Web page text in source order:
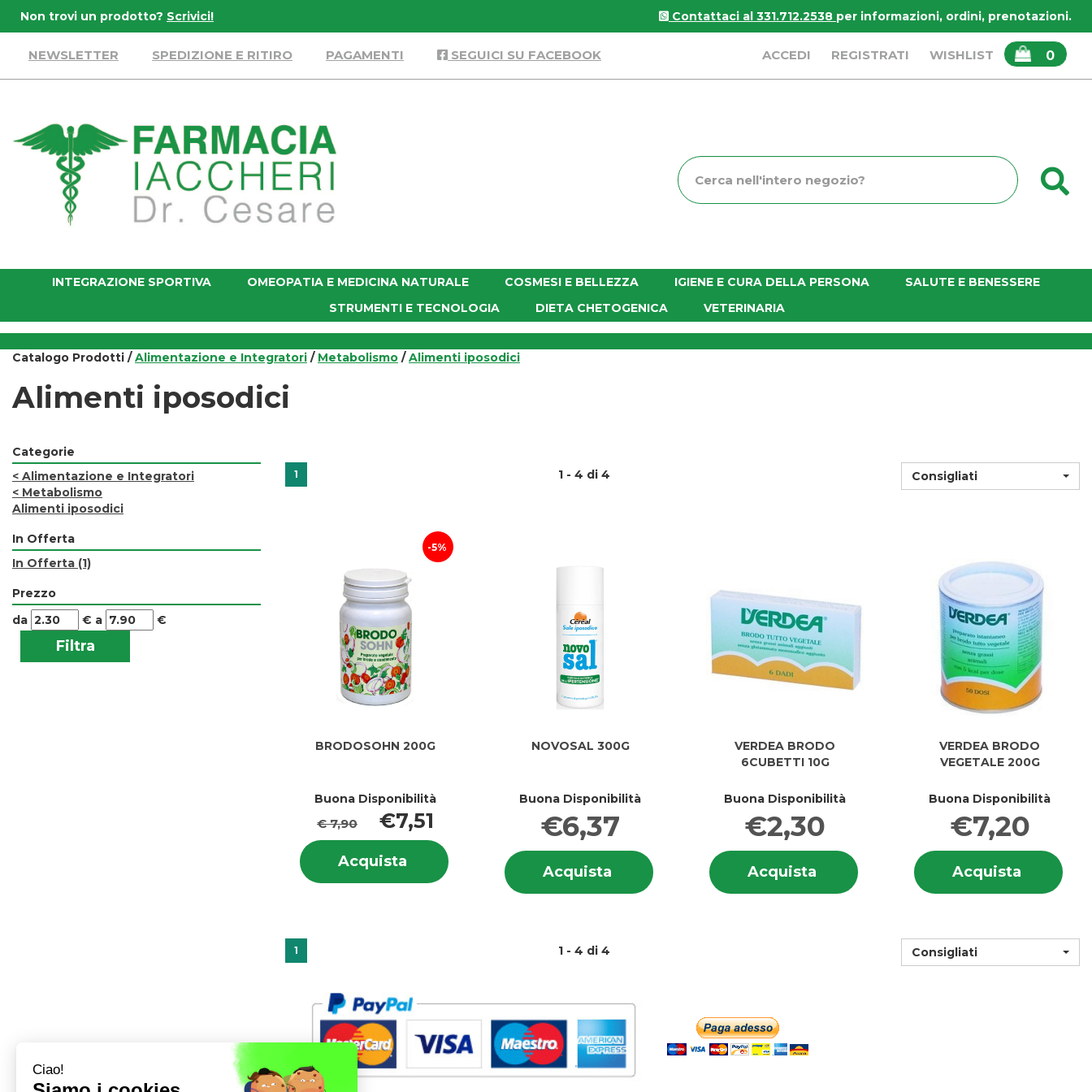
principale
Contattaci al 331.712.2538 per informazioni, ordini, prenotazioni.
Non trovi un prodotto? Scrivici!
NEWSLETTER SPEDIZIONE E RITIRO PAGAMENTI SEGUICI SU FACEBOOK ACCEDI REGISTRATI WISHLIST 0
ARTICOLI
INSERITI
Farmacia
Iaccheri
Cerca
Prodotto
INTEGRAZIONE SPORTIVA OMEOPATIA E MEDICINA NATURALE COSMESI E BELLEZZA IGIENE E CURA DELLA PERSONA
SALUTE E BENESSERE
STRUMENTI E TECNOLOGIA
DIETA CHETOGENICA VETERINARIA
Catalogo Prodotti /Alimentazione e Integratori / Metabolismo /Alimenti iposodici
Alimenti iposodici
Categorie
< Alimentazione e Integratori
< Metabolismo
Alimenti iposodici
In Offerta
In Offerta (1)
Prezzo
filtra
da
da € filtra
a
a €
1 1 - 4 di 4 Consigliati
BRODOSOHN 200G
Buona Disponibilità
5%
€ 7,90 €7,51
Acquista
Acquista BRODOSOHN
200G al
Informazioni
su BRODOSOHN
NOVOSAL 300G
Buona Disponibilità
€6,37
Acquista
Acquista NOVOSAL
300G al
Informazioni
su NOVOSAL
VERDEA BRODO
6CUBETTI 10G
Buona Disponibilità
€2,30
Acquista
Acquista VERDEA
BRODO
Informazioni
su VERDEA
VERDEA BRODO
VEGETALE 200G
Buona Disponibilità
€7,20
Acquista
Acquista
BRODO
1 1 - 4 di 4 Consigliati